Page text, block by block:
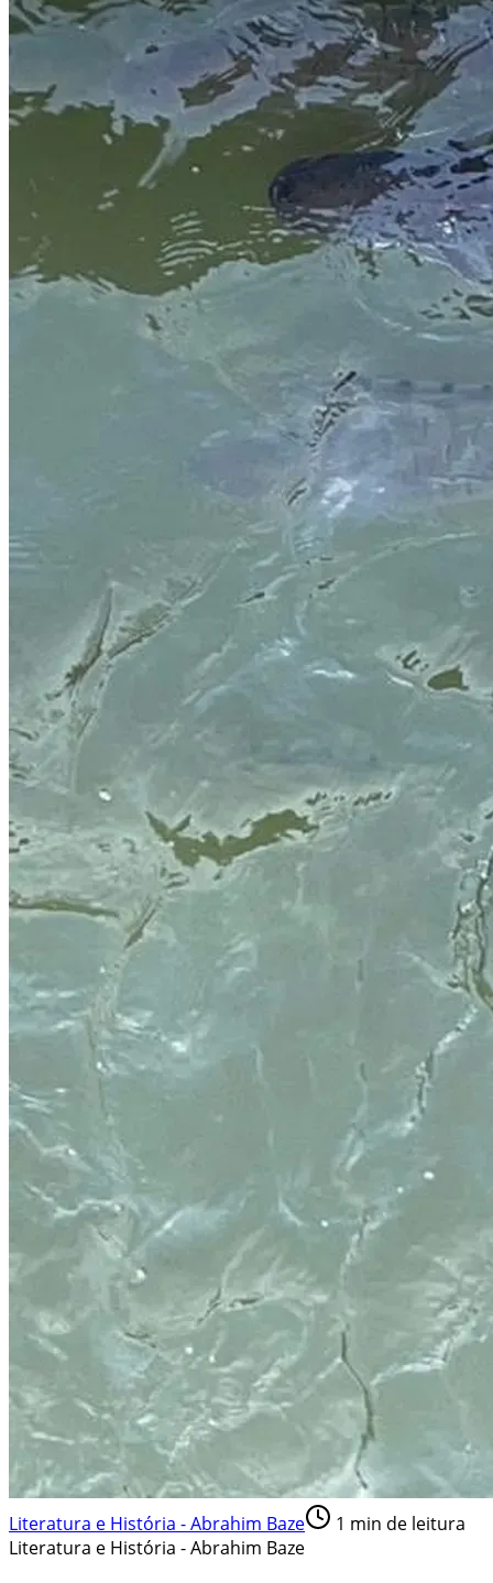
Literatura e História - Abrahim Baze 1 min de leitura
Literatura e História - Abrahim Baze